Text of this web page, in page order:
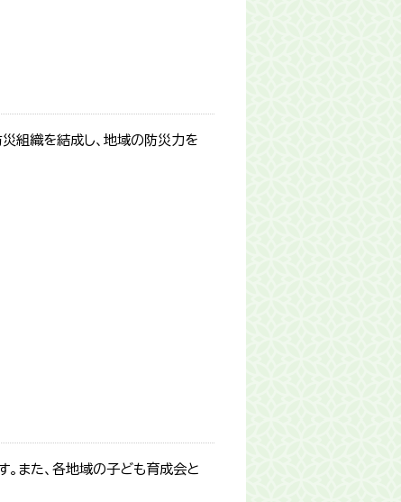
組織を結成し、地域の防災力を
また、各地域の子ども育成会と